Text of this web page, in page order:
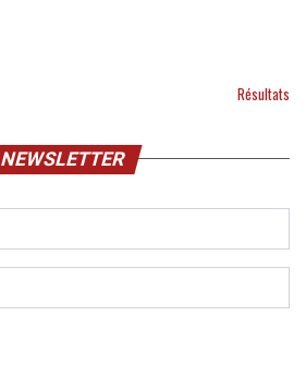
Résultats
NEWSLETTER